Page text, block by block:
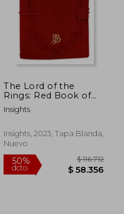
The Lord of the
Rings: Red Book of
Westmarch Traveler's
Notebook Set:
(en Inglés)
Insights
Insights, 2023, Tapa Blanda,
Nuevo